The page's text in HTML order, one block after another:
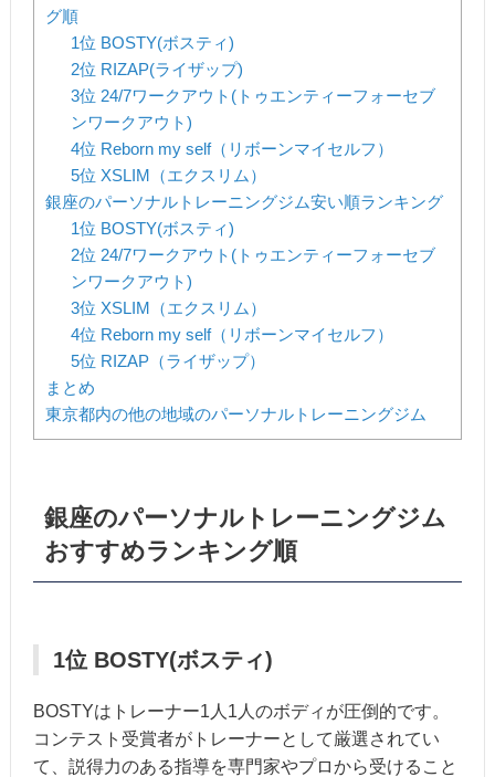
グ順
1位 BOSTY(ボスティ)
2位 RIZAP(ライザップ)
3位 24/7ワークアウト(トゥエンティーフォーセブ
ンワークアウト)
4位 Reborn my self（リボーンマイセルフ）
5位 XSLIM（エクスリム）
銀座のパーソナルトレーニングジム安い順ランキング
1位 BOSTY(ボスティ)
2位 24/7ワークアウト(トゥエンティーフォーセブ
ンワークアウト)
3位 XSLIM（エクスリム）
4位 Reborn my self（リボーンマイセルフ）
5位 RIZAP（ライザップ）
まとめ
東京都内の他の地域のパーソナルトレーニングジム
銀座のパーソナルトレーニングジム
おすすめランキング順
1位 BOSTY(ボスティ)
BOSTYはトレーナー1人1人のボディが圧倒的です。
コンテスト受賞者がトレーナーとして厳選されてい
て、説得力のある指導を専門家やプロから受けること